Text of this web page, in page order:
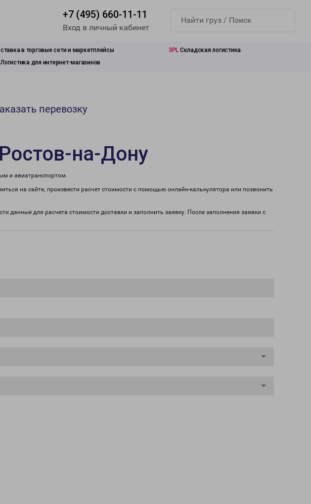
+7 (495) 660-11-11
Вход в личный кабинет
в торговые сети и маркетплейсы 3PL Складская логистика
для интернет-магазинов
перевозку
на-Дону
и авиатранспортом.
на сайте, произвести расчет стоимости с помощью онлайн-калькулятора или позвонить
данные для расчета стоимости доставки и заполнить заявку. После заполнения заявки с